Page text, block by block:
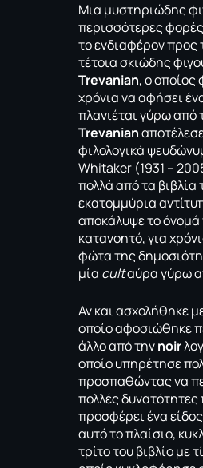
Μια μυστηριώδης
περισσότερες
το ενδιαφέρον προς
τέτοια σκιώδης
Trevanian, ο οποίος
χρόνια να αφήσει
πλανιέται γύρω από
Trevanian
φιλολογικά
Whitaker (1931 –
πολλά από τα βιβλία
εκατομμύρια
αποκάλυψε το όνομά
κατανοητό, για
φώτα της
μία cultαύρα γύρω
Αν και ασχολήθηκε
οποίο αφοσιώθηκε
άλλο από τηνnoir
οποίο υπηρέτησε
προσπαθώντας να
πολλές δυνατότητες
προσφέρει ένα
αυτό το πλαίσιο,
τρίτο του βιβλίο με